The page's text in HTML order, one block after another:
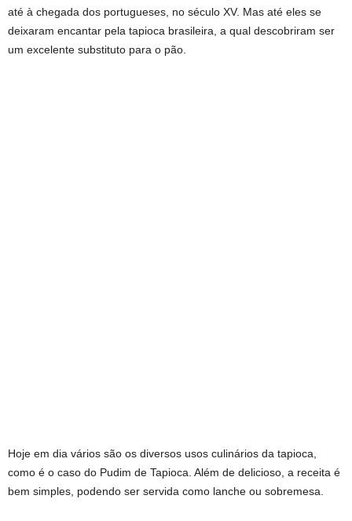
até à chegada dos portugueses, no século XV. Mas até eles se
deixaram encantar pela tapioca brasileira, a qual descobriram ser
um excelente substituto para o pão.
Hoje em dia vários são os diversos usos culinários da tapioca,
como é o caso do Pudim de Tapioca. Além de delicioso, a receita é
bem simples, podendo ser servida como lanche ou sobremesa.